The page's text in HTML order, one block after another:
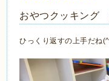
おやつクッキング
ひっくり返すの上手だね